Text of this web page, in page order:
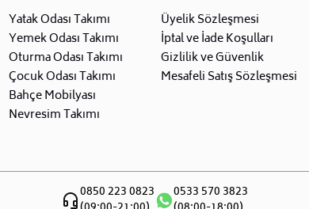
Yatak Odası Takımı
Yemek Odası Takımı
Oturma Odası Takımı
Çocuk Odası Takımı
Bahçe Mobilyası
Nevresim Takımı
Üyelik Sözleşmesi
İptal ve İade Koşulları
Gizlilik ve Güvenlik
Mesafeli Satış Sözleşmesi
0850 223 0823
0533 570 3823